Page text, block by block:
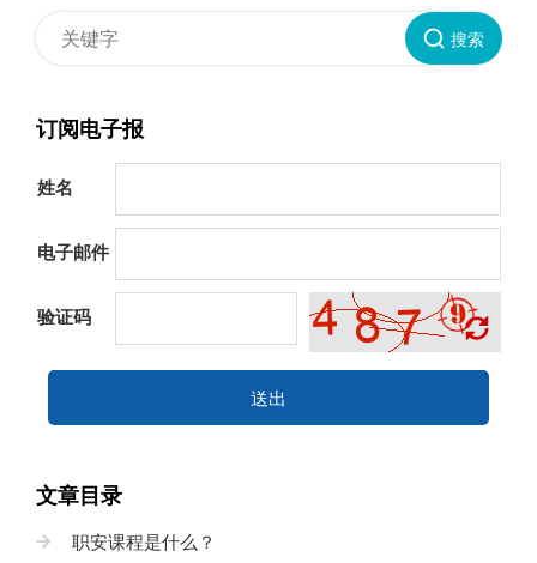
搜索
订阅电子报
姓名
电子邮件
验证码
送出
文章目录
职安课程是什么？